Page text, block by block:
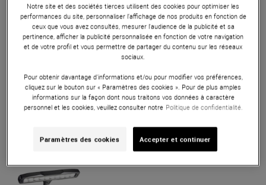
SLED 1 USB PRO
En Stock
Adam HallLampe LED pour pupitre
SLED 1 PRO
Notre site et des sociétés tierces utilisent des cookies pour optimiser les
performances du site, personnaliser l’affichage de nos produits en fonction de
ceux que vous avez consultés, mesurer l'audience de la publicité et sa
pertinence, afficher la publicité personnalisée en fonction de votre navigation
et de votre profil et vous permettre de partager du contenu sur les réseaux
sociaux.
Pour obtenir davantage d'informations et/ou pour modifier vos préférences,
cliquez sur le bouton sur « Paramètres des cookies ». Pour de plus amples
informations sur la façon dont nous traitons vos données à caractère
personnel et les cookies, veuillez consulter notre Politique de confidentialité.
Paramètres des cookies Accepter et continuer